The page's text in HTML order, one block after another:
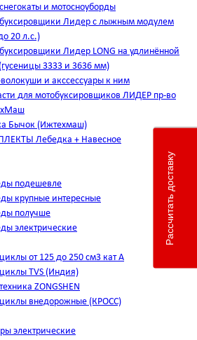
и мотосноуборды
Лидер с лыжным модулем
20 л.с.)
Лидер LONG на удлинённой
3333 и 3636 мм)
и акссессуары к ним
для мотобуксировщиков ЛИДЕР пр-во
Бычок (Ижтехмаш)
Лебедка + Навесное
подешевле
крупные интересные
получше
электрические
от 125 до 250 см3 кат А
TVS (Индия)
ZONGSHEN
внедорожные (КРОСС)
электрические
Рассчитать доставку